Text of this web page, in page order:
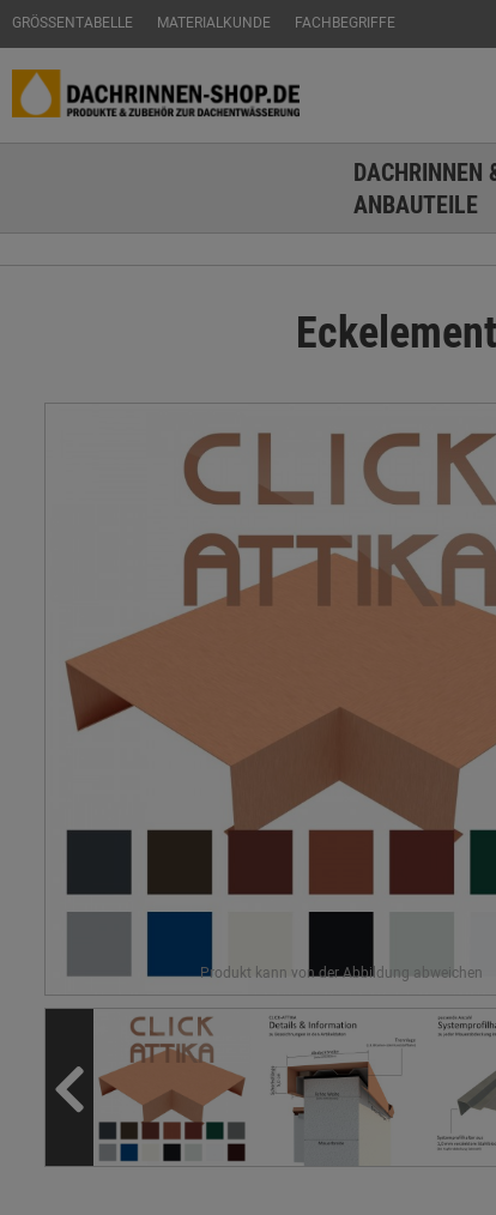
GRÖSSENTABELLE MATERIALKUNDE FACHBEGRIFFE
DACHRINNEN
ANBAUTEILE